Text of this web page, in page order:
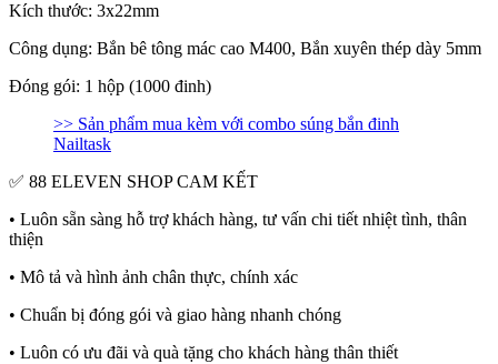
Kích thước: 3x22mm
Công dụng: Bắn bê tông mác cao M400, Bắn xuyên thép dày 5mm
Đóng gói: 1 hộp (1000 đinh)
>> Sản phẩm mua kèm với combo súng bắn đinh
Nailtask
✅ 88 ELEVEN SHOP CAM KẾT
• Luôn sẵn sàng hỗ trợ khách hàng, tư vấn chi tiết nhiệt tình, thân
thiện
• Mô tả và hình ảnh chân thực, chính xác
• Chuẩn bị đóng gói và giao hàng nhanh chóng
• Luôn có ưu đãi và quà tặng cho khách hàng thân thiết